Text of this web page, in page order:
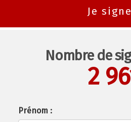
Nombre de
2
Prénom :